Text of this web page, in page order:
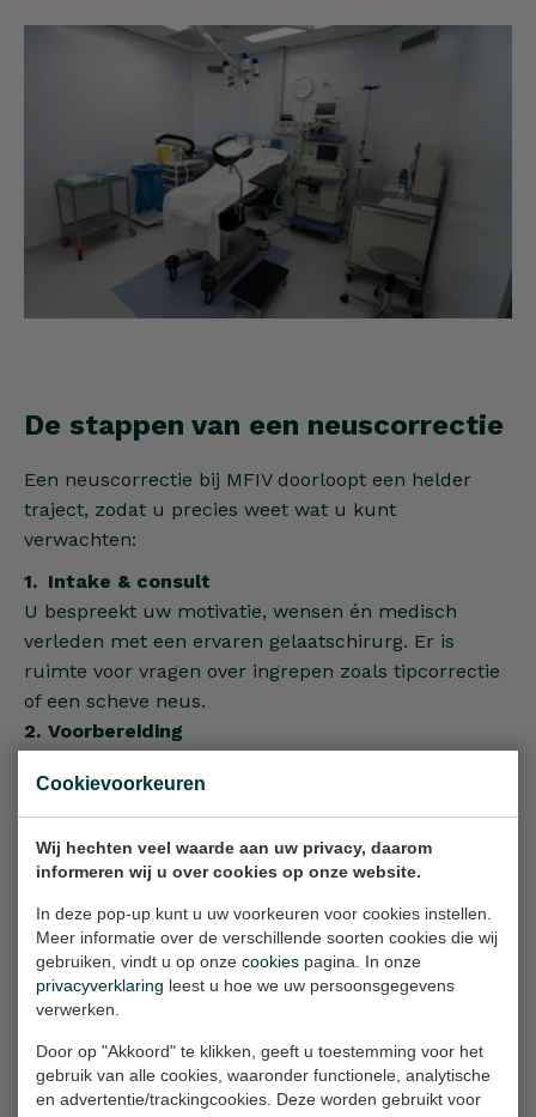
Cookievoorkeuren
Wij hechten veel waarde aan uw privacy, daarom
informeren wij u over cookies op onze website.
In deze pop-up kunt u uw voorkeuren voor cookies instellen.
Meer informatie over de verschillende soorten cookies die wij
gebruiken, vindt u op onze cookies pagina. In onze
privacyverklaring leest u hoe we uw persoonsgegevens
verwerken.
Door op "Akkoord" te klikken, geeft u toestemming voor het
gebruik van alle cookies, waaronder functionele, analytische
en advertentie/trackingcookies. Deze worden gebruikt voor
De stappen van een neuscorrectie
Een neuscorrectie bij MFIV doorloopt een helder
traject, zodat u precies weet wat u kunt
verwachten:
Intake & consult
U bespreekt uw motivatie, wensen én medisch
verleden met een ervaren gelaatschirurg. Er is
ruimte voor vragen over ingrepen zoals tipcorrectie
of een scheve neus.
Voorbereiding
bloedonderzoek bepalen de beste anesthesie: lokaal
of algehele.
De ingreep
De neuscorrectie wordt meestal gesloten
uitgevoerd, zodat er geen zichtbare littekens
ontstaan. Denk aan: neusrugversmalling,
tipaanpassing of scheefstandcorrigerende
rhinoplastiek.
U verblijft kort in de verkoeverruimte en mag
meestal dezelfde dag weer naar huis. Zwelling en